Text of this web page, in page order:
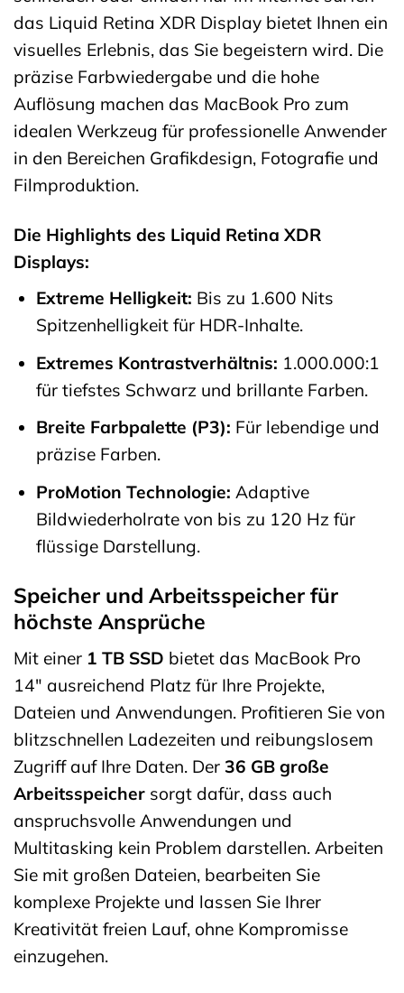
das Liquid Retina XDR Display bietet Ihnen ein
visuelles Erlebnis, das Sie begeistern wird. Die
präzise Farbwiedergabe und die hohe
Auflösung machen das MacBook Pro zum
idealen Werkzeug für professionelle Anwender
in den Bereichen Grafikdesign, Fotografie und
Filmproduktion.
Die Highlights des Liquid Retina XDR
Displays:
Extreme Helligkeit: Bis zu 1.600 Nits
Spitzenhelligkeit für HDR-Inhalte.
Extremes Kontrastverhältnis: 1.000.000:1
für tiefstes Schwarz und brillante Farben.
Breite Farbpalette (P3): Für lebendige und
präzise Farben.
ProMotion Technologie: Adaptive
Bildwiederholrate von bis zu 120 Hz für
flüssige Darstellung.
Speicher und Arbeitsspeicher für
höchste Ansprüche
Mit einer 1 TB SSD bietet das MacBook Pro
14″ ausreichend Platz für Ihre Projekte,
Dateien und Anwendungen. Profitieren Sie von
blitzschnellen Ladezeiten und reibungslosem
Zugriff auf Ihre Daten. Der 36 GB große
Arbeitsspeicher sorgt dafür, dass auch
anspruchsvolle Anwendungen und
Multitasking kein Problem darstellen. Arbeiten
Sie mit großen Dateien, bearbeiten Sie
komplexe Projekte und lassen Sie Ihrer
Kreativität freien Lauf, ohne Kompromisse
einzugehen.